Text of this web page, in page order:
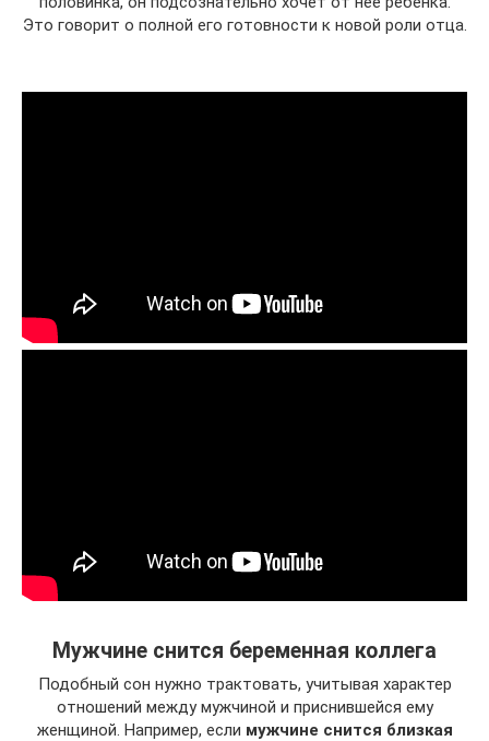
Это говорит о полной его готовности к новой роли отца.
Мужчине снится беременная коллега
Подобный сон нужно трактовать, учитывая характер
отношений между мужчиной и приснившейся ему
женщиной. Например, если мужчине снится близкая